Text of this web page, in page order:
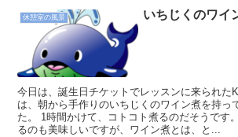
休憩室の風景 いちじくのワイ
今日は、誕生日チケットでレッスンに来られた
は、朝から手作りのいちじくのワイン煮を持っ
た。 1時間かけて、コトコト煮るのだそうです
るのも美味しいですが、ワイン煮とは、と...